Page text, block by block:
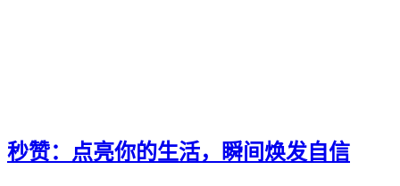
实际购买
秒赞：点亮你的生活，瞬间焕发自信